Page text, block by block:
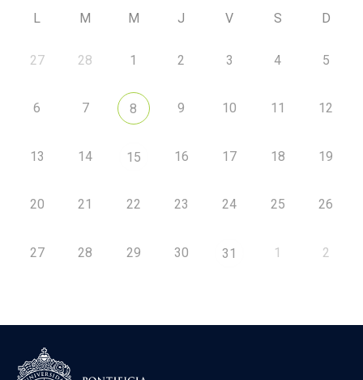
L M M J V S D
27 28 1 2 3 4 5
6 7 8 9 10 11 12
13 14 15 16 17 18 19
20 21 22 23 24 25 26
27 28 29 30 31 1 2